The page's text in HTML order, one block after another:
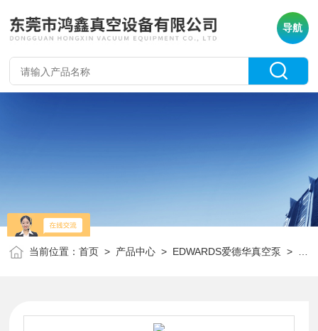
导航
当前位置：首页 > 产品中心 > EDWARDS爱德华真空泵 >